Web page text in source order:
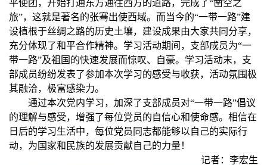
平使团，开始打通东方通往西方的道路，完成了“凿空之
旅”，这就是著名的张骞出使西域。而当今的“一带一路”建
设植根于丝绸之路的历史土壤，建设成果由大家共同分享，
充分体现了和平合作精神。学习活动期间，支部成员为“一
带一路”及祖国的快速发展而惊叹、自豪。学习活动末，支
部成员纷纷发表了参加本次学习的感受与收获，活动氛围极
其融洽，极富感染力。
通过本次党内学习，加深了支部成员对“一带一路”倡议
的理解与感受，增强了每位党员的自信心和使命感。相信在
日后的学习生活中，每位党员同志都能够以自己的实际行
动，为国家和民族的发展贡献自己的力量！
记者： 李宏生